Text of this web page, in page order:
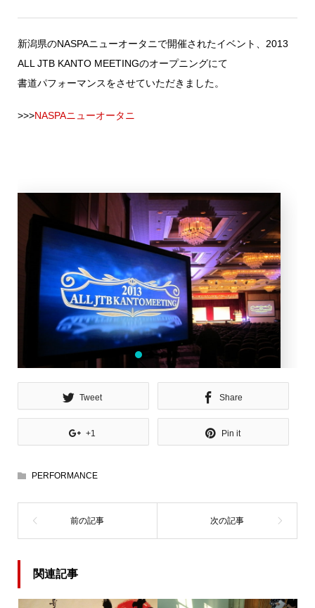
新潟県のNASPAニューオータニで開催されたイベント、2013
ALL JTB KANTO MEETINGのオープニングにて
書道パフォーマンスをさせていただきました。
>>>NASPAニューオータニ
Tweet Share
+1 Pin it
PERFORMANCE
関連記事